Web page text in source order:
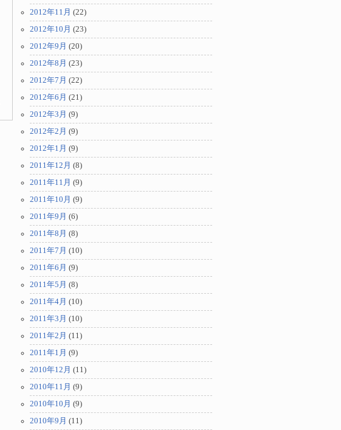
2012年11月 (22)
2012年10月 (23)
2012年9月 (20)
2012年8月 (23)
2012年7月 (22)
2012年6月 (21)
2012年3月 (9)
2012年2月 (9)
2012年1月 (9)
2011年12月 (8)
2011年11月 (9)
2011年10月 (9)
2011年9月 (6)
2011年8月 (8)
2011年7月 (10)
2011年6月 (9)
2011年5月 (8)
2011年4月 (10)
2011年3月 (10)
2011年2月 (11)
2011年1月 (9)
2010年12月 (11)
2010年11月 (9)
2010年10月 (9)
2010年9月 (11)